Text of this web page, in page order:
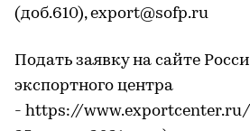
(доб.610), export@sofp.ru
Подать заявку на сайте
экспортного центра
- https://